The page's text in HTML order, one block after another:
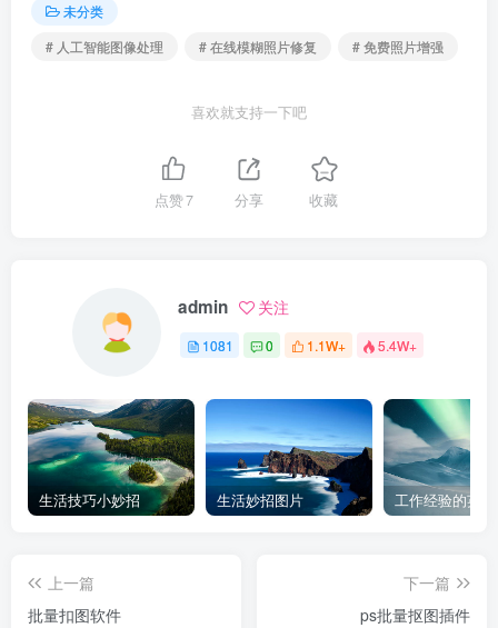
未分类
# 人工智能图像处理
# 在线模糊照片修复 # 免费照片增强
喜欢就支持一下吧
点赞7 分享 收藏
admin 关注
1081 0 1.1W+ 5.4W+
生活技巧小妙招 生活妙招图片 工作经验的英
上一篇
批量扣图软件
下一篇
ps批量抠图插件